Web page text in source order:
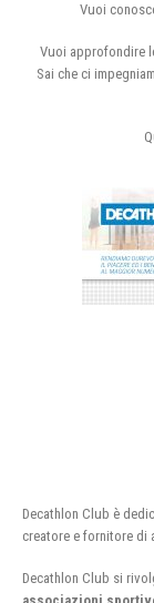
Vuoi
Vuoi approfondire
Sai che ci
Decathlon Club è
creatore e fornitore
Decathlon Club si